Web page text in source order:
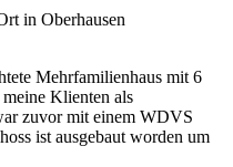
Mehrfamilienhaus mit 6
Klienten als
zuvor mit einem WDVS
ist ausgebaut worden um